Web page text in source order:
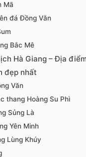
Mã
đá Đồng Văn
Bắc Mê
Hà Giang – Địa
đẹp nhất
Văn
thang Hoàng Su Phì
Sủng Là
Yên Minh
Lùng Khúy